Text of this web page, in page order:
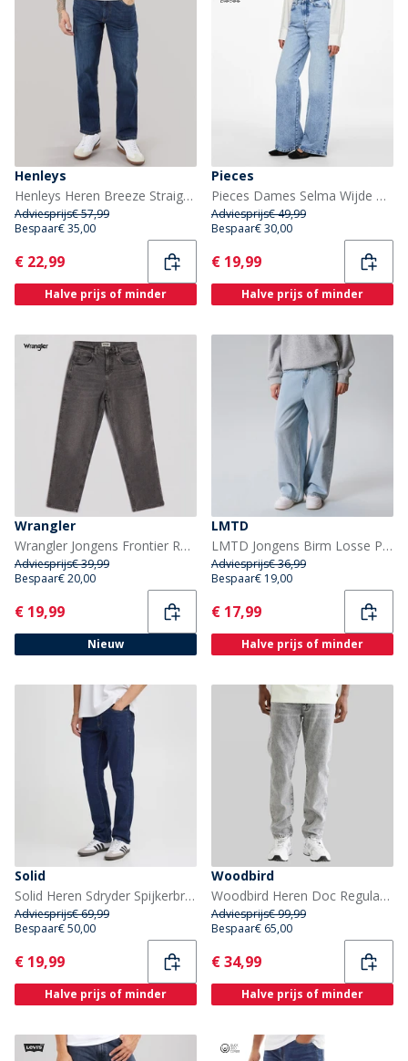
Henleys
Henleys Heren Breeze Straight jeans Blauw
Adviesprijs€ 57,99
Bespaar€ 35,00
Current
€ 22,99
Halve prijs of minder
Pieces
Pieces Dames Selma Wijde Pijp Jeans Light Blue Denim
Adviesprijs€ 49,99
Bespaar€ 30,00
Current
€ 19,99
Halve prijs of minder
Wrangler
Wrangler Jongens Frontier Relaxed Fit Jeans Dark Space
Adviesprijs€ 39,99
Bespaar€ 20,00
Current
€ 19,99
Nieuw
LMTD
LMTD Jongens Birm Losse Pasvorm Jeans Light Blue Denim
Adviesprijs€ 36,99
Bespaar€ 19,00
Current
€ 17,99
Halve prijs of minder
Solid
Solid Heren Sdryder Spijkerbroek Rinse Wash
Adviesprijs€ 69,99
Bespaar€ 50,00
Current
€ 19,99
Halve prijs of minder
Woodbird
Woodbird Heren Doc Regular Tapered Jeans Grijs
Adviesprijs€ 99,99
Bespaar€ 65,00
Current
€ 34,99
Halve prijs of minder